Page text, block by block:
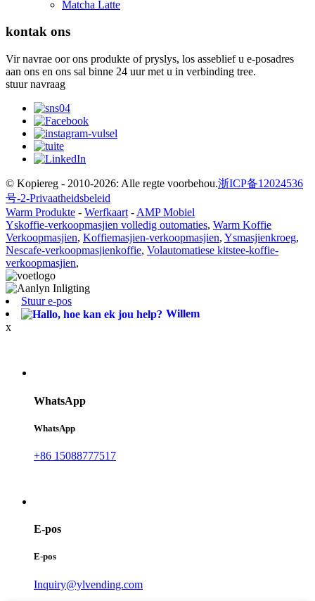
Matcha Latte
kontak ons
Vir navrae oor ons produkte of pryslys, los asseblief u e-posadres
aan ons en ons sal binne 24 uur met u in verbinding tree.
stuur navraag
© Kopiereg - 2010-2026: Alle regte voorbehou.浙ICP备12024536
号-2-Privaatheidsbeleid
Warm Produkte - Werfkaart - AMP Mobiel
Yskoffie-verkoopmasjien volledig outomaties, Warm Koffie
Verkoopmasjien, Koffiemasjien-verkoopmasjien, Ysmasjienkroeg,
Nescafe-verkoopmasjienkoffie, Volautomatiese kitstee-koffie-
verkoopmasjien,
Stuur e-pos
Willem
x
WhatsApp
WhatsApp
+86 15088777517
E-pos
E-pos
Inquiry@ylvending.com